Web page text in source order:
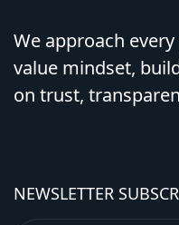
We approach
value mindset,
on trust,
NEWSLETTER